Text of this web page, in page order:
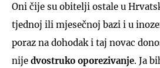
Oni čije su obitelji ostale u
tjednoj ili mjesečnoj bazi i u
poraz na dohodak i taj novac
nije dvostruko oporezivanje. Ja